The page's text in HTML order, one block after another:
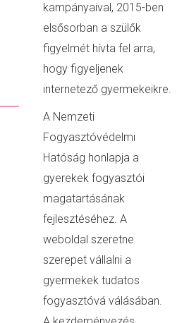
kampányaival, 2015-ben
elsősorban a szülők
figyelmét hívta fel arra,
hogy figyeljenek
internetező gyermekeikre.
A Nemzeti
Fogyasztóvédelmi
Hatóság honlapja a
gyerekek fogyasztói
magatartásának
fejlesztéséhez. A
weboldal szeretne
szerepet vállalni a
gyermekek tudatos
fogyasztóvá válásában.